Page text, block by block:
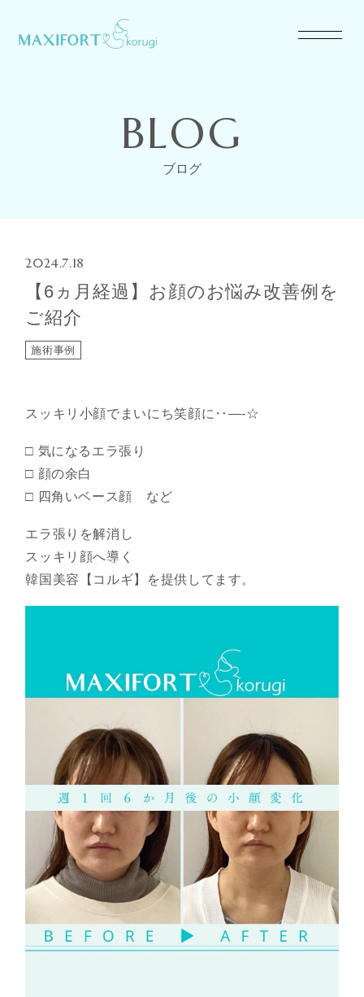
BLOG
ブログ
2024.7.18
【6ヵ月経過】お顔のお悩み改善例を
ご紹介
施術事例
スッキリ小顔でまいにち笑顔に‥—-☆
□ 気になるエラ張り
□ 顔の余白
□ 四角いベース顔 など
エラ張りを解消し
スッキリ顔へ導く
韓国美容【コルギ】を提供してます。